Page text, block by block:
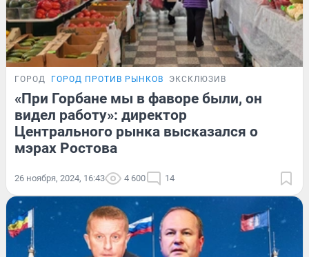
ГОРОД ГОРОД ПРОТИВ РЫНКОВ ЭКСКЛЮЗИВ
«При Горбане мы в фаворе были, он
видел работу»: директор
Центрального рынка высказался о
мэрах Ростова
26 ноября, 2024, 16:43 4 600 14